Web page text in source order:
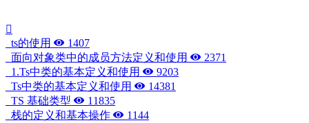
ts的使用
1407
面向对象类中的成员方法定义和使用
2371
1.Ts中类的基本定义和使用
9203
Ts中类的基本定义和使用
14381
TS 基础类型
11835
栈的定义和基本操作
1144